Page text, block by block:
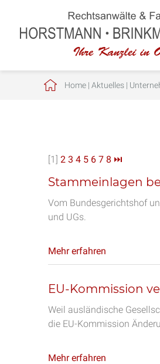
Home| Aktuelles|
[1] 2 3 4 5 6 7 8 ⏭
Stammeinlagen
Vom Bundesgerichtshof
und UGs.
Mehr erfahren
EU-Kommission
Weil ausländische
die EU-Kommission
Mehr erfahren